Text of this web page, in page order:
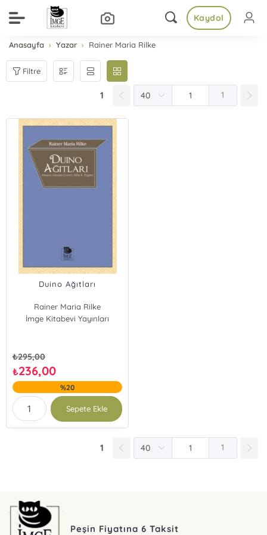
Kaydol
Anasayfa Yazar Rainer Maria Rilke
Filtre
1 1
Duino Ağıtları
Rainer Maria Rilke
İmge Kitabevi Yayınları
₺295,00
₺236,00
%20
Sepete Ekle
1 1
Peşin Fiyatına 6 Taksit